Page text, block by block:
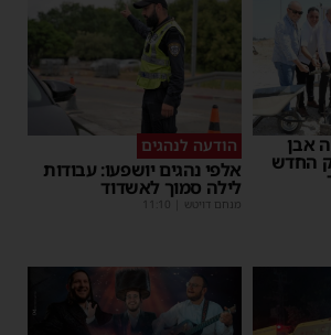
הודעה לנהגים
אלפי נהגים יושפעו: עבודות
לילה סמוך לאשדוד
מנחם דויטש |
11:10